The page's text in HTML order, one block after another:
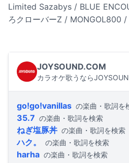
Limited Sazabys / BLUE
ろクローバーZ / MONGOL800 /
JOYSOUND.COM
カラオケ歌うなら
go!go!vanillas の楽曲・歌詞を
35.7 の楽曲・歌詞を検索
ねぎ塩豚丼 の楽曲・歌詞を検索
ハク。 の楽曲・歌詞を検索
harha の楽曲・歌詞を検索